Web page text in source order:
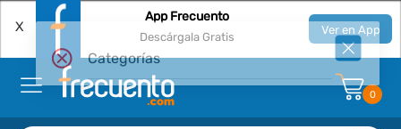
X
App Frecuento
Descárgala Gratis Ver en App
0
Categorías
Error al consultar productos